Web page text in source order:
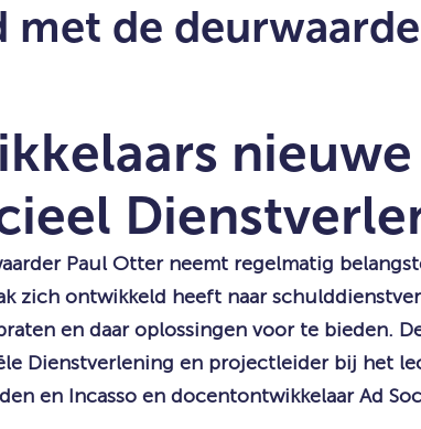
met de
Paul Otter neemt regelmatig
zich ontwikkeld heeft naar
en daar oplossingen voor te bieden.
Dienstverlening en projectleider bij het
en Incasso en docentontwikkelaar Ad